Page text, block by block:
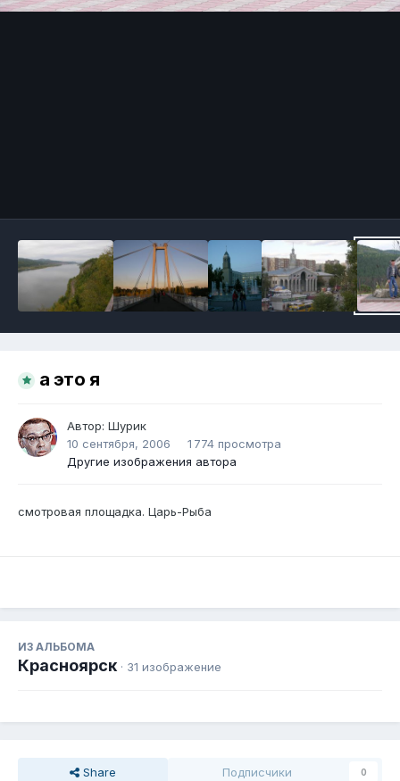
а это я
Автор: Шурик
10 сентября, 2006
1 774 просмотра
Другие изображения автора
смотровая площадка. Царь-Рыба
ИЗ АЛЬБОМА
Красноярск · 31 изображение
Share Подписчики 0